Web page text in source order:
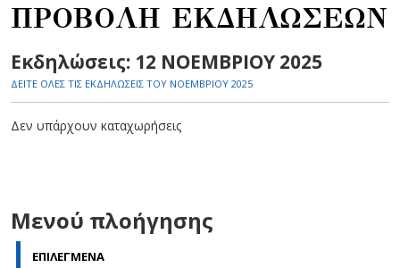
ΠΡΟΒΟΛΗ ΕΚΔΗΛΩΣΕΩΝ
Εκδηλώσεις: 12 ΝΟΕΜΒΡΙΟΥ 2025
ΔΕΙΤΕ ΟΛΕΣ ΤΙΣ ΕΚΔΗΛΩΣΕΙΣ ΤΟΥ ΝΟΕΜΒΡΙΟΥ 2025
Δεν υπάρχουν καταχωρήσεις
Μενού πλοήγησης
ΕΠΙΛΕΓΜΕΝΑ